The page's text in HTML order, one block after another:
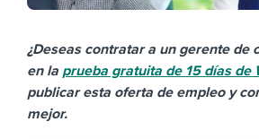
¿Deseas contratar a un gerente de
en la prueba gratuita de 15 días de
publicar esta oferta de empleo y
mejor.